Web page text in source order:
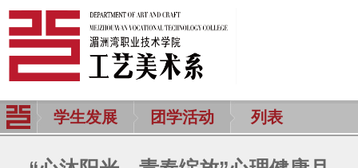
学生发展 团学活动 列表